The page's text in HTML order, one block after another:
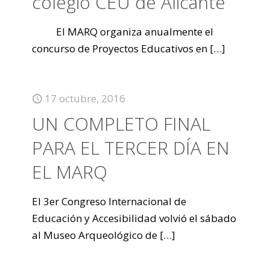
El MARQ organiza anualmente el
concurso de Proyectos Educativos en […]
17 octubre, 2016
UN COMPLETO FINAL
PARA EL TERCER DÍA EN
EL MARQ
El 3er Congreso Internacional de
Educación y Accesibilidad volvió el sábado
al Museo Arqueológico de […]